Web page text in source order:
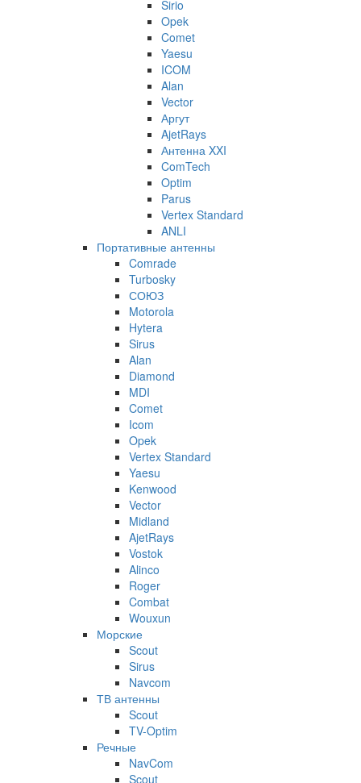
Sirio
Opek
Comet
Yaesu
ICOM
Alan
Vector
Аргут
AjetRays
Антенна XXI
ComTech
Optim
Parus
Vertex Standard
ANLI
Портативные антенны
Comrade
Turbosky
СОЮЗ
Motorola
Hytera
Sirus
Alan
Diamond
MDI
Comet
Icom
Opek
Vertex Standard
Yaesu
Kenwood
Vector
Midland
AjetRays
Vostok
Alinco
Roger
Combat
Wouxun
Морские
Scout
Sirus
Navcom
ТВ антенны
Scout
TV-Optim
Речные
NavCom
Scout